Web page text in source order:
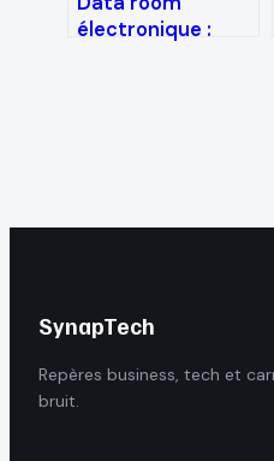
électronique :
SynapTech
Repères business, tech et
bruit.